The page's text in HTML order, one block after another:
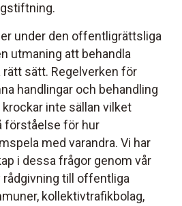
under den offentligrättsliga
utmaning att behandla
sätt. Regelverken för
handlingar och behandling
inte sällan vilket
förståelse för hur
med varandra. Vi har
i dessa frågor genom vår
rådgivning till offentliga
kollektivtrafikbolag,